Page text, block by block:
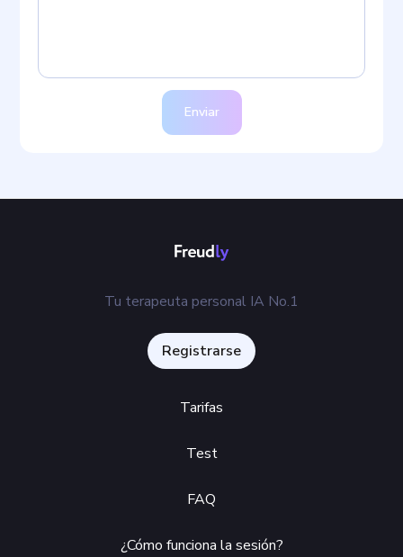
Enviar
Tu terapeuta personal IA No.1
Registrarse
Tarifas
Test
FAQ
¿Cómo funciona la sesión?